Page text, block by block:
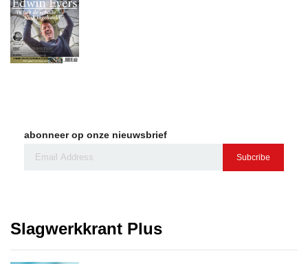
abonneer op onze nieuwsbrief
Subcribe
Slagwerkkrant Plus